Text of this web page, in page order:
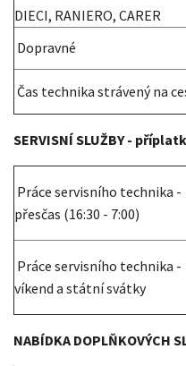
DIECI, RANIERO, CARER
Dopravné
Čas technika strávený na
SERVISNÍ SLUŽBY -
Práce servisního technika -
přesčas (16:30 - 7:00)
Práce servisního technika -
víkend a státní svátky
NABÍDKA DOPLŇKOVÝCH